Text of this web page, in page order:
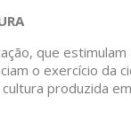
que estimulam
o exercício da
produzida